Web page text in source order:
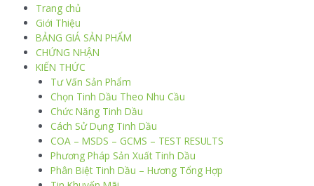
Trang chủ
Giới Thiệu
BẢNG GIÁ SẢN PHẨM
CHỨNG NHẬN
KIẾN THỨC
Tư Vấn Sản Phẩm
Chọn Tinh Dầu Theo Nhu Cầu
Chức Năng Tinh Dầu
Cách Sử Dụng Tinh Dầu
COA – MSDS – GCMS – TEST RESULTS
Phương Pháp Sản Xuất Tinh Dầu
Phân Biệt Tinh Dầu – Hương Tổng Hợp